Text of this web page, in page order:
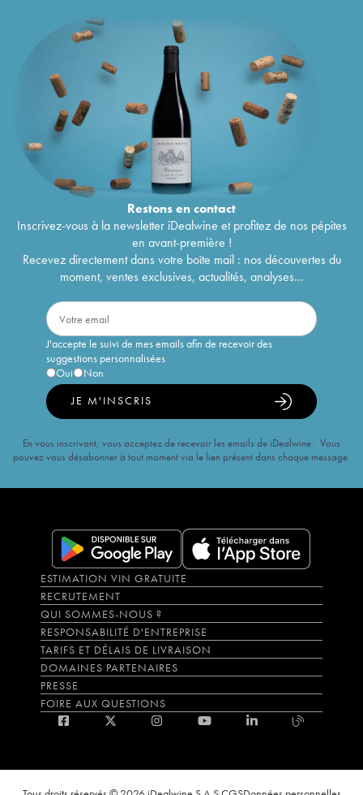
Restons encontact
Inscrivez-vous à la newsletter iDealwine et profitez de nos pépites
en avant-première !
Recevez directement dans votre boîte mail : nos découvertes du
moment, ventes exclusives, actualités, analyses...
J'accepte le suivi de mes emails afin de recevoir des
suggestions personnalisées
Oui
Non
JE M'INSCRIS
En vous inscrivant, vous acceptez de recevoir les emails de iDealwine. Vous
pouvez vous désabonner à tout moment via le lien présent dans chaque message.
ESTIMATION VIN GRATUITE
RECRUTEMENT
QUI SOMMES-NOUS ?
RESPONSABILITÉ D'ENTREPRISE
TARIFS ET DÉLAIS DE LIVRAISON
DOMAINES PARTENAIRES
PRESSE
FOIRE AUX QUESTIONS